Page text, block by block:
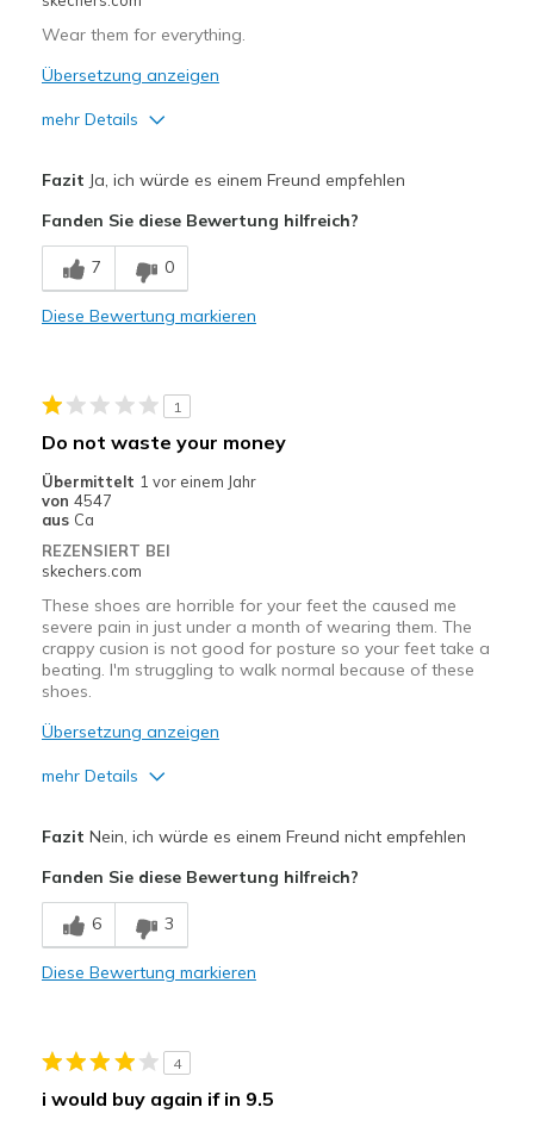
Travel
Width
View On Shoes
Wear them for everything.
Übersetzung anzeigen
mehr Details
Breathe Well
Comfortable
Casual Wear
Width
Sizing
View On Shoes
Fazit Ja, ich würde es einem Freund empfehlen
Fanden Sie diese Bewertung hilfreich?
7 0
Diese Bewertung markieren
1
Do not waste your money
Übermittelt 1 vor einem Jahr
von 4547
aus Ca
REZENSIERT BEI
skechers.com
These shoes are horrible for your feet the caused me
severe pain in just under a month of wearing them. The
crappy cusion is not good for posture so your feet take a
beating. I'm struggling to walk normal because of these
shoes.
Übersetzung anzeigen
mehr Details
Width
Sizing
View On Shoes
Shoes are for Wearing
Fazit Nein, ich würde es einem Freund nicht empfehlen
Fanden Sie diese Bewertung hilfreich?
6 3
Diese Bewertung markieren
4
i would buy again if in 9.5